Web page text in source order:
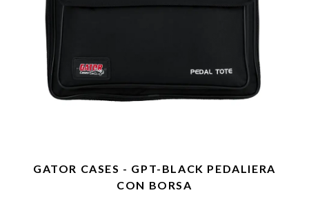
GATOR CASES - GPT-BLACK PEDALIERA
CON BORSA